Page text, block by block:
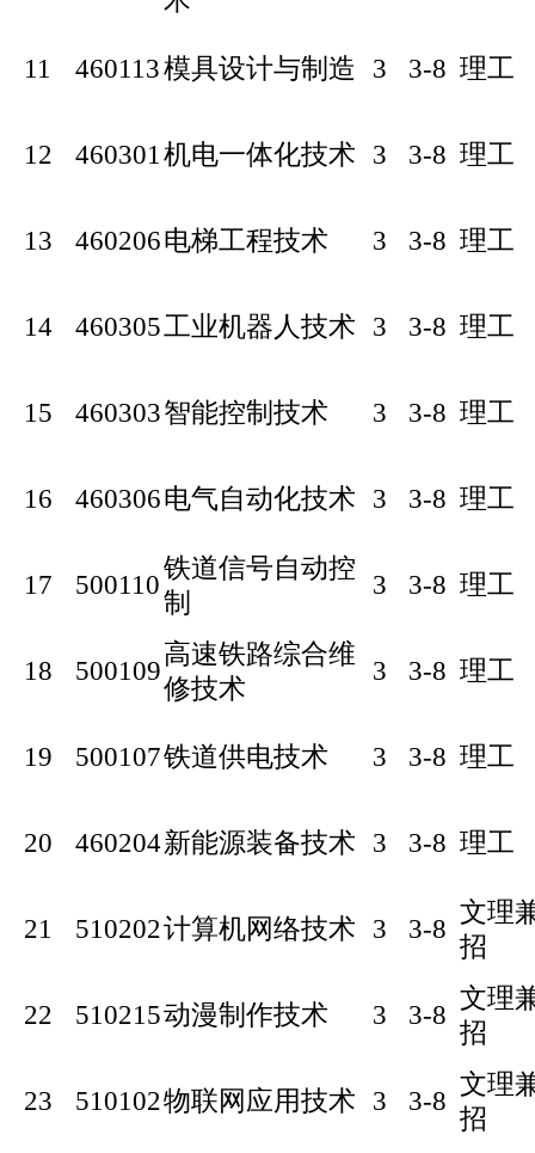
11 460113模具设计与制造 3 3-8 理工
12 460301 机电一体化技术 3 3-8 理工
13 460206电梯工程技术 3 3-8 理工
14 460305工业机器人技术 3 3-8 理工
15 460303智能控制技术 3 3-8 理工
16 460306电气自动化技术 3 3-8 理工
17 500110
铁道信号自动控
制
3 3-8 理工
18 500109
高速铁路综合维
修技术
3 3-8 理工
19 500107铁道供电技术 3 3-8 理工
20 460204新能源装备技术 3 3-8 理工
21 510202计算机网络技术 3 3-8
文理
招
22 510215动漫制作技术 3 3-8
文理
招
23 510102物联网应用技术 3 3-8
文理
招